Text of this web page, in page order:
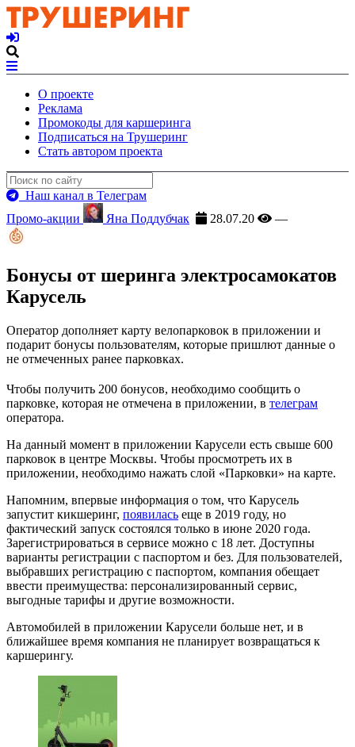
О проекте
Реклама
Промокоды для каршеринга
Подписаться на Трушеринг
Стать автором проекта
Наш канал в Телеграм
Промо-акции
Яна Поддубчак 28.07.20 —
Бонусы от шеринга электросамокатов
Карусель
Оператор дополняет карту велопарковок в приложении и
подарит бонусы пользователям, которые пришлют данные о
не отмеченных ранее парковках.
Чтобы получить 200 бонусов, необходимо сообщить о
парковке, которая не отмечена в приложении, в телеграм
оператора.
На данный момент в приложении Карусели есть свыше 600
парковок в центре Москвы. Чтобы просмотреть их в
приложении, необходимо нажать слой «Парковки» на карте.
Напомним, впервые информация о том, что Карусель
запустит кикшеринг, появилась еще в 2019 году, но
фактический запуск состоялся только в июне 2020 года.
Зарегистрироваться в сервисе можно с 18 лет. Доступны
варианты регистрации с паспортом и без. Для пользователей,
выбравших регистрацию с паспортом, компания обещает
ввести преимущества: персонализированный сервис,
выгодные тарифы и другие возможности.
Автомобилей в приложении Карусели больше нет, и в
ближайшее время компания не планирует возвращаться к
каршерингу.